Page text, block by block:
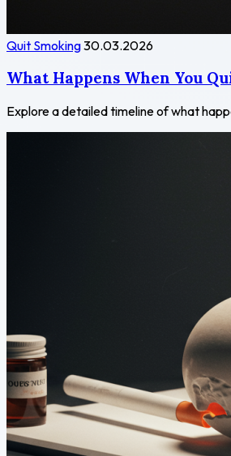
Quit Smoking30.03.2026
What Happens When You
Explore a detailed timeline of what